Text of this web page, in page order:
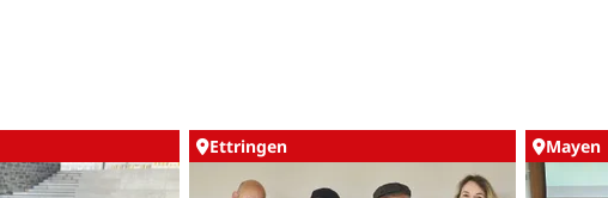
Ettringen Mayen